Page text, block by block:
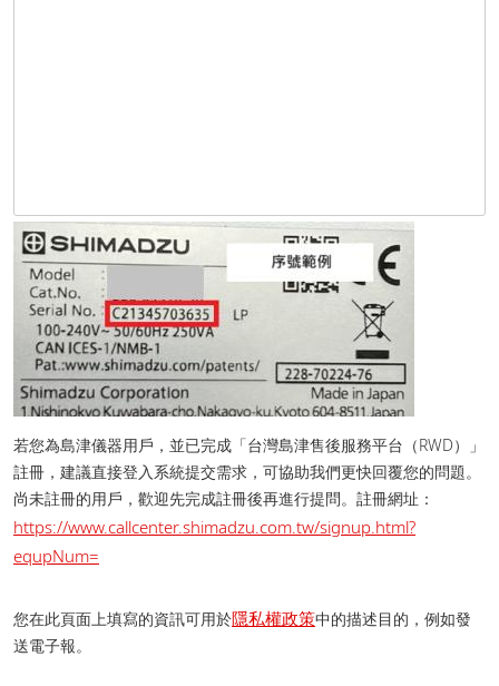
若您為島津儀器用戶，並已完成「台灣島津售後服務平台（RWD）」
註冊，建議直接登入系統提交需求，可協助我們更快回覆您的問題。
尚未註冊的用戶，歡迎先完成註冊後再進行提問。 註冊網址：
https://www.callcenter.shimadzu.com.tw/signup.html?
equpNum=
您在此頁面上填寫的資訊可用於隱私權政策中的描述目的，例如發
送電子報。